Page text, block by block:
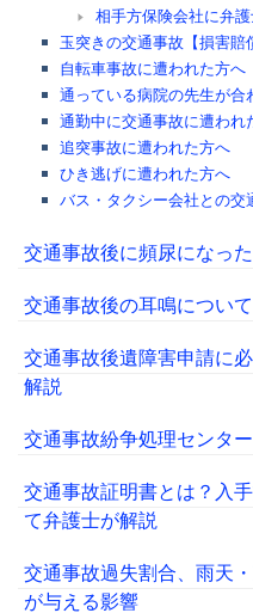
相手方保険会社に弁
玉突きの交通事故【損害賠
自転車事故に遭われた方へ
通っている病院の先生が合
通勤中に交通事故に遭われ
追突事故に遭われた方へ
ひき逃げに遭われた方へ
バス・タクシー会社との交
交通事故後に頻尿になっ
交通事故後の耳鳴について
交通事故後遺障害申請に
解説
交通事故紛争処理センタ
交通事故証明書とは？入
て弁護士が解説
交通事故過失割合、雨天
が与える影響